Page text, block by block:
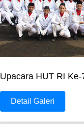
Upacara HUT RI Ke-
Detail Galeri